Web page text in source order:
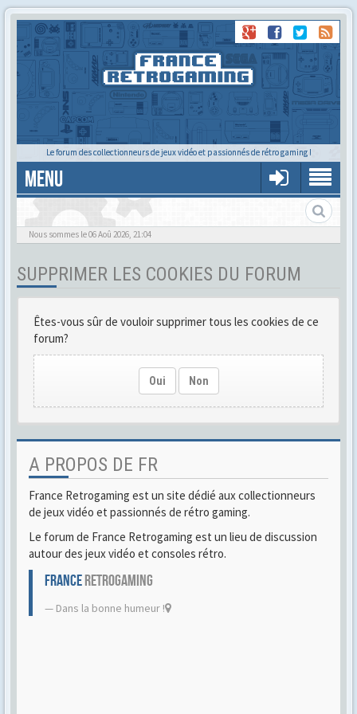
Le forum des collectionneurs de jeux vidéo et passionnés de rétro gaming !
MENU
Gère ton profil et tes préférences
Nous sommes le 06 Aoû 2026, 21:04
SUPPRIMER LES COOKIES DU FORUM
Êtes-vous sûr de vouloir supprimer tous les cookies de ce
forum?
Oui Non
A PROPOS DE FR
France Retrogaming est un site dédié aux collectionneurs
de jeux vidéo et passionnés de rétro gaming.
Le forum de France Retrogaming est un lieu de discussion
autour des jeux vidéo et consoles rétro.
FRANCERETROGAMING
Dans la bonne humeur !